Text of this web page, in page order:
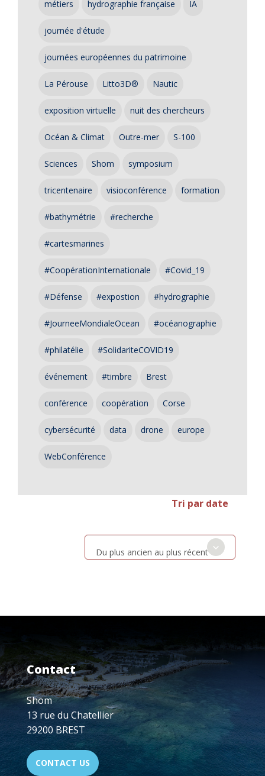
métiers hydrographie française IA
journée d'étude
journées européennes du patrimoine
La Pérouse Litto3D® Nautic
exposition virtuelle nuit des chercheurs
Océan & Climat Outre-mer S-100
Sciences Shom symposium
tricentenaire visioconférence formation
#bathymétrie #recherche
#cartesmarines
#CoopérationInternationale #Covid_19
#Défense #expostion #hydrographie
#JourneeMondialeOcean #océanographie
#philatélie #SolidariteCOVID19
événement #timbre Brest
conférence coopération Corse
cybersécurité data drone europe
WebConférence
Tri par date
Du plus ancien au plus récent
Contact
Shom
13 rue du Chatellier
29200 BREST
CONTACT US